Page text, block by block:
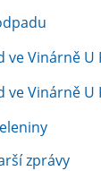
ve Vinárně U
ve Vinárně U
zprávy